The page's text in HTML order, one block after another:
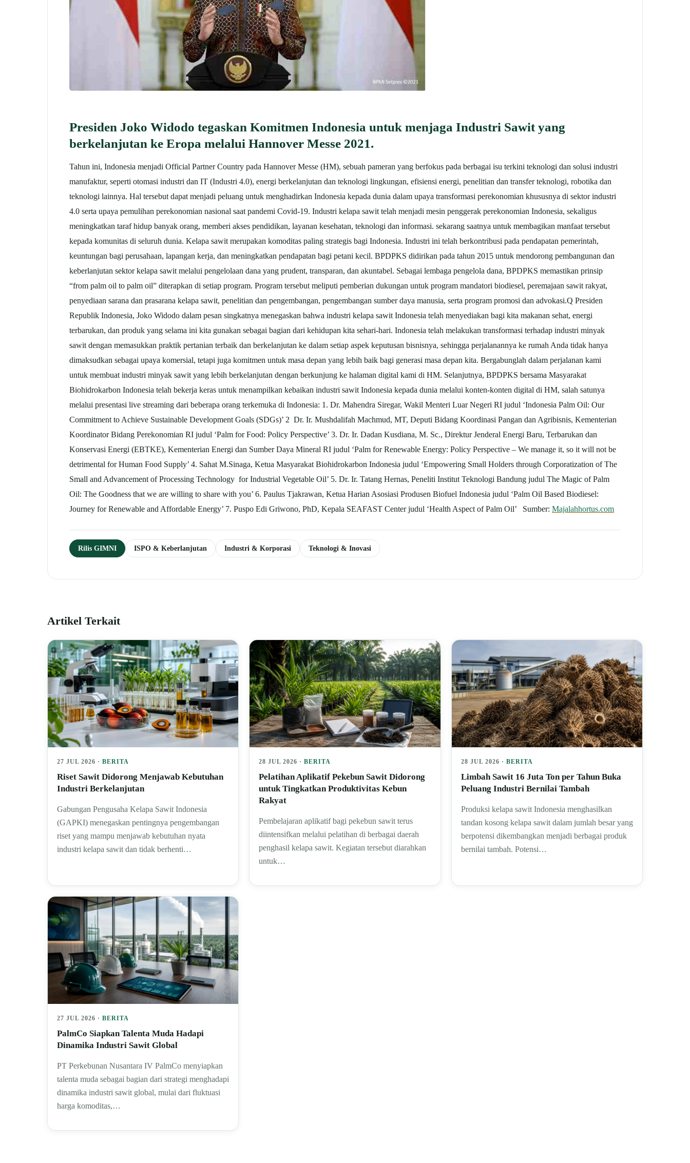
Presiden Joko Widodo tegaskan Komitmen Indonesia untuk menjaga Industri Sawit yang
berkelanjutan ke Eropa melalui Hannover Messe 2021.
Tahun ini, Indonesia menjadi Official Partner Country pada Hannover Messe (HM), sebuah pameran yang berfokus pada berbagai isu terkini teknologi dan solusi industri
manufaktur, seperti otomasi industri dan IT (Industri 4.0), energi berkelanjutan dan teknologi lingkungan, efisiensi energi, penelitian dan transfer teknologi, robotika dan
teknologi lainnya. Hal tersebut dapat menjadi peluang untuk menghadirkan Indonesia kepada dunia dalam upaya transformasi perekonomian khususnya di sektor industri
4.0 serta upaya pemulihan perekonomian nasional saat pandemi Covid-19. Industri kelapa sawit telah menjadi mesin penggerak perekonomian Indonesia, sekaligus
meningkatkan taraf hidup banyak orang, memberi akses pendidikan, layanan kesehatan, teknologi dan informasi. sekarang saatnya untuk membagikan manfaat tersebut
kepada komunitas di seluruh dunia. Kelapa sawit merupakan komoditas paling strategis bagi Indonesia. Industri ini telah berkontribusi pada pendapatan pemerintah,
keuntungan bagi perusahaan, lapangan kerja, dan meningkatkan pendapatan bagi petani kecil. BPDPKS didirikan pada tahun 2015 untuk mendorong pembangunan dan
keberlanjutan sektor kelapa sawit melalui pengelolaan dana yang prudent, transparan, dan akuntabel. Sebagai lembaga pengelola dana, BPDPKS memastikan prinsip
“from palm oil to palm oil” diterapkan di setiap program. Program tersebut meliputi pemberian dukungan untuk program mandatori biodiesel, peremajaan sawit rakyat,
penyediaan sarana dan prasarana kelapa sawit, penelitian dan pengembangan, pengembangan sumber daya manusia, serta program promosi dan advokasi.Q Presiden
Republik Indonesia, Joko Widodo dalam pesan singkatnya menegaskan bahwa industri kelapa sawit Indonesia telah menyediakan bagi kita makanan sehat, energi
terbarukan, dan produk yang selama ini kita gunakan sebagai bagian dari kehidupan kita sehari-hari. Indonesia telah melakukan transformasi terhadap industri minyak
sawit dengan memasukkan praktik pertanian terbaik dan berkelanjutan ke dalam setiap aspek keputusan bisnisnya, sehingga perjalanannya ke rumah Anda tidak hanya
dimaksudkan sebagai upaya komersial, tetapi juga komitmen untuk masa depan yang lebih baik bagi generasi masa depan kita. Bergabunglah dalam perjalanan kami
untuk membuat industri minyak sawit yang lebih berkelanjutan dengan berkunjung ke halaman digital kami di HM. Selanjutnya, BPDPKS bersama Masyarakat
Biohidrokarbon Indonesia telah bekerja keras untuk menampilkan kebaikan industri sawit Indonesia kepada dunia melalui konten-konten digital di HM, salah satunya
melalui presentasi live streaming dari beberapa orang terkemuka di Indonesia: 1. Dr. Mahendra Siregar, Wakil Menteri Luar Negeri RI judul ‘Indonesia Palm Oil: Our
Commitment to Achieve Sustainable Development Goals (SDGs)’ 2 Dr. Ir. Mushdalifah Machmud, MT, Deputi Bidang Koordinasi Pangan dan Agribisnis, Kementerian
Koordinator Bidang Perekonomian RI judul ‘Palm for Food: Policy Perspective’ 3. Dr. Ir. Dadan Kusdiana, M. Sc., Direktur Jenderal Energi Baru, Terbarukan dan
Konservasi Energi (EBTKE), Kementerian Energi dan Sumber Daya Mineral RI judul ‘Palm for Renewable Energy: Policy Perspective – We manage it, so it will not be
detrimental for Human Food Supply’ 4. Sahat M.Sinaga, Ketua Masyarakat Biohidrokarbon Indonesia judul ‘Empowering Small Holders through Corporatization of The
Small and Advancement of Processing Technology for Industrial Vegetable Oil’ 5. Dr. Ir. Tatang Hernas, Peneliti Institut Teknologi Bandung judul The Magic of Palm
Oil: The Goodness that we are willing to share with you’ 6. Paulus Tjakrawan, Ketua Harian Asosiasi Produsen Biofuel Indonesia judul ‘Palm Oil Based Biodiesel:
Journey for Renewable and Affordable Energy’ 7. Puspo Edi Griwono, PhD, Kepala SEAFAST Center judul ‘Health Aspect of Palm Oil’ Sumber: Majalahhortus.com
Rilis GIMNI ISPO & Keberlanjutan Industri & Korporasi Teknologi & Inovasi
Artikel Terkait
27 JUL 2026 · BERITA
Riset Sawit Didorong Menjawab Kebutuhan
Industri Berkelanjutan
Gabungan Pengusaha Kelapa Sawit Indonesia
(GAPKI) menegaskan pentingnya pengembangan
riset yang mampu menjawab kebutuhan nyata
industri kelapa sawit dan tidak berhenti…
28 JUL 2026 ·BERITA
Pelatihan Aplikatif Pekebun Sawit Didorong
untuk Tingkatkan Produktivitas Kebun
Rakyat
Pembelajaran aplikatif bagi pekebun sawit terus
diintensifkan melalui pelatihan di berbagai daerah
penghasil kelapa sawit. Kegiatan tersebut diarahkan
untuk…
28 JUL 2026 · BERITA
Limbah Sawit 16 Juta Ton per Tahun Buka
Peluang Industri Bernilai Tambah
Produksi kelapa sawit Indonesia menghasilkan
tandan kosong kelapa sawit dalam jumlah besar yang
berpotensi dikembangkan menjadi berbagai produk
bernilai tambah. Potensi…
27 JUL 2026 · BERITA
PalmCo Siapkan Talenta Muda Hadapi
Dinamika Industri Sawit Global
PT Perkebunan Nusantara IV PalmCo menyiapkan
talenta muda sebagai bagian dari strategi menghadapi
dinamika industri sawit global, mulai dari fluktuasi
harga komoditas,…